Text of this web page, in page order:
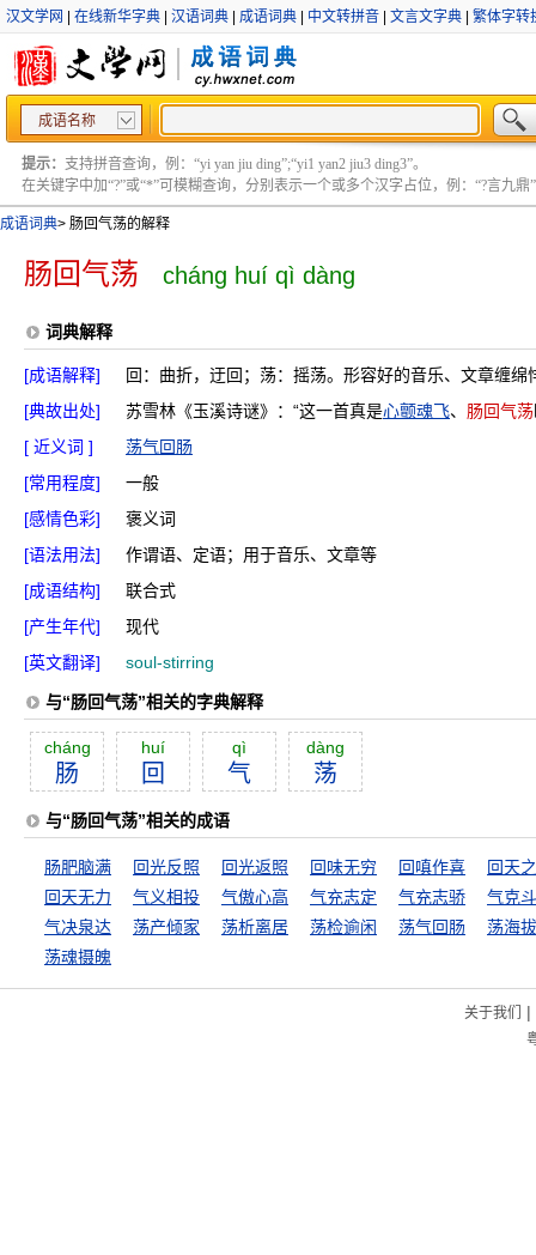
汉文学网 在线新华字典 汉语词典 成语词典 中文转拼音 文言文字典 繁体字转
成语名称
提示： 支持拼音查询，例：“yi yan jiu ding”;“yi1 yan2 jiu3 ding3”。
在关键字中加“?”或“*”可模糊查询，分别表示一个或多个汉字占位，例：“?言九鼎”
成语词典> 肠回气荡的解释
肠回气荡 cháng huí qì dàng
词典解释
[成语解释]
回：曲折，迂回；荡：摇荡。形容好的音乐、文章缠绵
[典故出处]
苏雪林《玉溪诗谜》：“这一首真是心颤魂飞、 肠回气荡
[ 近义词 ]
荡气回肠
[常用程度]
一般
[感情色彩]
褒义词
[语法用法]
作谓语、定语；用于音乐、文章等
[成语结构]
联合式
[产生年代]
现代
[英文翻译]
soul-stirring
与“肠回气荡”相关的字典解释
cháng
肠
huí
回
qì
气
dàng
荡
与“肠回气荡”相关的成语
肠肥脑满 回光反照 回光返照 回味无穷 回嗔作喜
回天
回天无力
气义相投 气傲心高 气充志定 气充志骄
气克
气决泉达
荡产倾家 荡析离居 荡检逾闲 荡气回肠
荡海
荡魂摄魄
关于我们 |